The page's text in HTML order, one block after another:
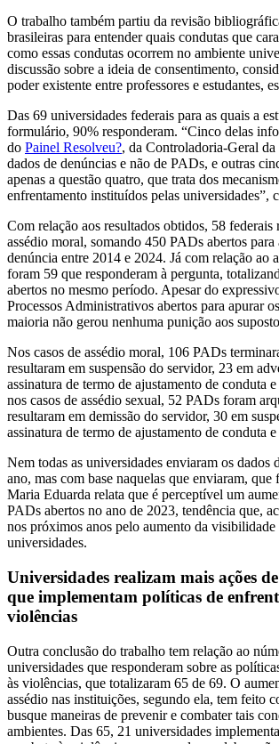
O trabalho também partiu da revisão
brasileiras para entender quais condutas que
como essas condutas ocorrem no ambiente
discussão sobre a ideia de consentimento,
poder existente entre professores e estudantes,
Das 69 universidades federais para as quais a
formulário, 90% responderam. “Cinco delas
do Painel Resolveu?, da Controladoria-Geral
dados de denúncias e não de PADs, e outras
apenas a questão quatro, que trata dos
enfrentamento instituídos pelas universidades”,
Com relação aos resultados obtidos, 58 federais
assédio moral, somando 450 PADs abertos para
denúncia entre 2014 e 2024. Já com relação ao
foram 59 que responderam à pergunta,
abertos no mesmo período. Apesar do
Processos Administrativos abertos para apurar
maioria não gerou nenhuma punição aos
Nos casos de assédio moral, 106 PADs
resultaram em suspensão do servidor, 23 em
assinatura de termo de ajustamento de conduta
nos casos de assédio sexual, 52 PADs foram
resultaram em demissão do servidor, 30 em
assinatura de termo de ajustamento de conduta
Nem todas as universidades enviaram os dados
ano, mas com base naquelas que enviaram, que
Maria Eduarda relata que é perceptível um
PADs abertos no ano de 2023, tendência que,
nos próximos anos pelo aumento da visibilidade
universidades.
Universidades realizam mais ações
que implementam políticas de
violências
Outra conclusão do trabalho tem relação ao
universidades que responderam sobre as
às violências, que totalizaram 65 de 69. O
assédio nas instituições, segundo ela, tem feito
busque maneiras de prevenir e combater tais
ambientes. Das 65, 21 universidades